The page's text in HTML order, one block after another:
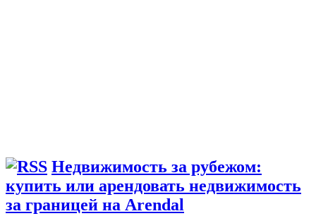
Недвижимость за рубежом:
купить или арендовать недвижимость
за границей на Arendal